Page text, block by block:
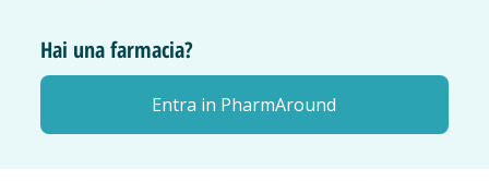
Hai una farmacia?
Entra in PharmAround